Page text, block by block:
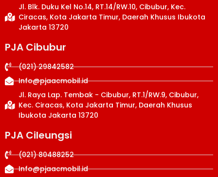
Jl. Blk. Duku Kel No.14, RT.14/RW.10, Cibubur, Kec.
Ciracas, Kota Jakarta Timur, Daerah Khusus Ibukota
Jakarta 13720
PJA Cibubur
(021) 29842582
Info@pjaacmobil.id
Jl. Raya Lap. Tembak - Cibubur, RT.1/RW.9, Cibubur,
Kec. Ciracas, Kota Jakarta Timur, Daerah Khusus
Ibukota Jakarta 13720
PJA Cileungsi
(021) 80488252
Info@pjaacmobil.id